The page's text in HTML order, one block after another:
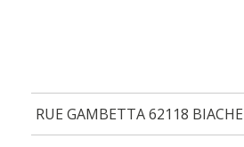
RUE GAMBETTA 62118